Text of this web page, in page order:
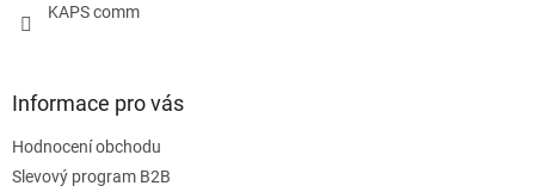
KAPS comm
Informace pro vás
Hodnocení obchodu
Slevový program B2B